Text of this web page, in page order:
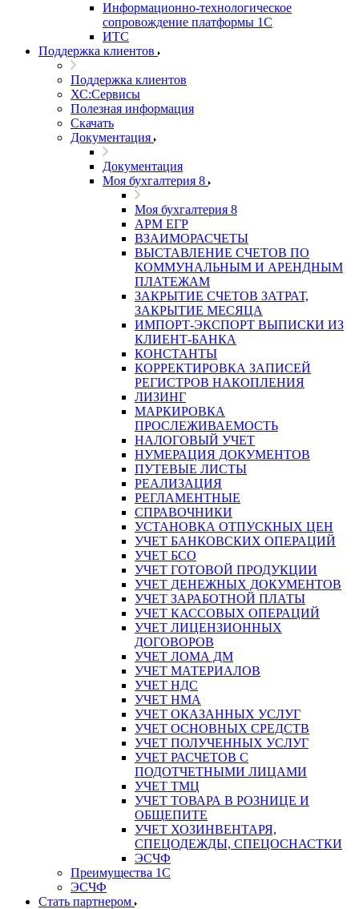
Информационно-технологическое
сопровождение платформы 1С
ИТС
Поддержка клиентов
Поддержка клиентов
ХС:Сервисы
Полезная информация
Скачать
Документация
Документация
Моя бухгалтерия 8
Моя бухгалтерия 8
АРМ ЕГР
ВЗАИМОРАСЧЕТЫ
ВЫСТАВЛЕНИЕ СЧЕТОВ ПО
КОММУНАЛЬНЫМ И АРЕНДНЫМ
ПЛАТЕЖАМ
ЗАКРЫТИЕ СЧЕТОВ ЗАТРАТ,
ЗАКРЫТИЕ МЕСЯЦА
ИМПОРТ-ЭКСПОРТ ВЫПИСКИ ИЗ
КЛИЕНТ-БАНКА
КОНСТАНТЫ
КОРРЕКТИРОВКА ЗАПИСЕЙ
РЕГИСТРОВ НАКОПЛЕНИЯ
ЛИЗИНГ
МАРКИРОВКА
ПРОСЛЕЖИВАЕМОСТЬ
НАЛОГОВЫЙ УЧЕТ
НУМЕРАЦИЯ ДОКУМЕНТОВ
ПУТЕВЫЕ ЛИСТЫ
РЕАЛИЗАЦИЯ
РЕГЛАМЕНТНЫЕ
СПРАВОЧНИКИ
УСТАНОВКА ОТПУСКНЫХ ЦЕН
УЧЕТ БАНКОВСКИХ ОПЕРАЦИЙ
УЧЕТ БСО
УЧЕТ ГОТОВОЙ ПРОДУКЦИИ
УЧЕТ ДЕНЕЖНЫХ ДОКУМЕНТОВ
УЧЕТ ЗАРАБОТНОЙ ПЛАТЫ
УЧЕТ КАССОВЫХ ОПЕРАЦИЙ
УЧЕТ ЛИЦЕНЗИОННЫХ
ДОГОВОРОВ
УЧЕТ ЛОМА ДМ
УЧЕТ МАТЕРИАЛОВ
УЧЕТ НДС
УЧЕТ НМА
УЧЕТ ОКАЗАННЫХ УСЛУГ
УЧЕТ ОСНОВНЫХ СРЕДСТВ
УЧЕТ ПОЛУЧЕННЫХ УСЛУГ
УЧЕТ РАСЧЕТОВ С
ПОДОТЧЕТНЫМИ ЛИЦАМИ
УЧЕТ ТМЦ
УЧЕТ ТОВАРА В РОЗНИЦЕ И
ОБЩЕПИТЕ
УЧЕТ ХОЗИНВЕНТАРЯ,
СПЕЦОДЕЖДЫ, СПЕЦОСНАСТКИ
ЭСЧФ
Преимущества 1С
ЭСЧФ
Стать партнером